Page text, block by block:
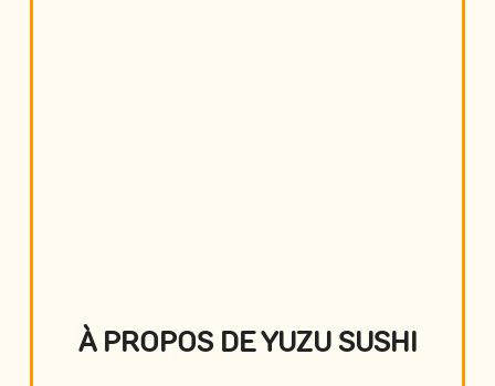
À PROPOS DE YUZU SUSHI